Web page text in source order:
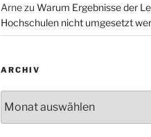
Arnezu Warum Ergebnisse der
Hochschulen nicht umgesetzt
ARCHIV